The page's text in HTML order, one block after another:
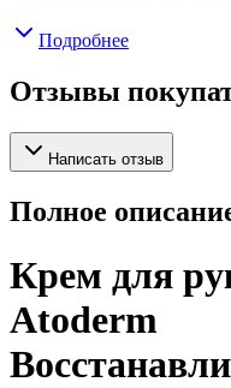
Подробнее
Отзывы
Написать отзыв
Полное
Крем для
Atoderm